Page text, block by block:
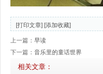
[打印文章] [添加收藏]
上一篇： 早读
下一篇： 音乐里的童话世界
相关文章：